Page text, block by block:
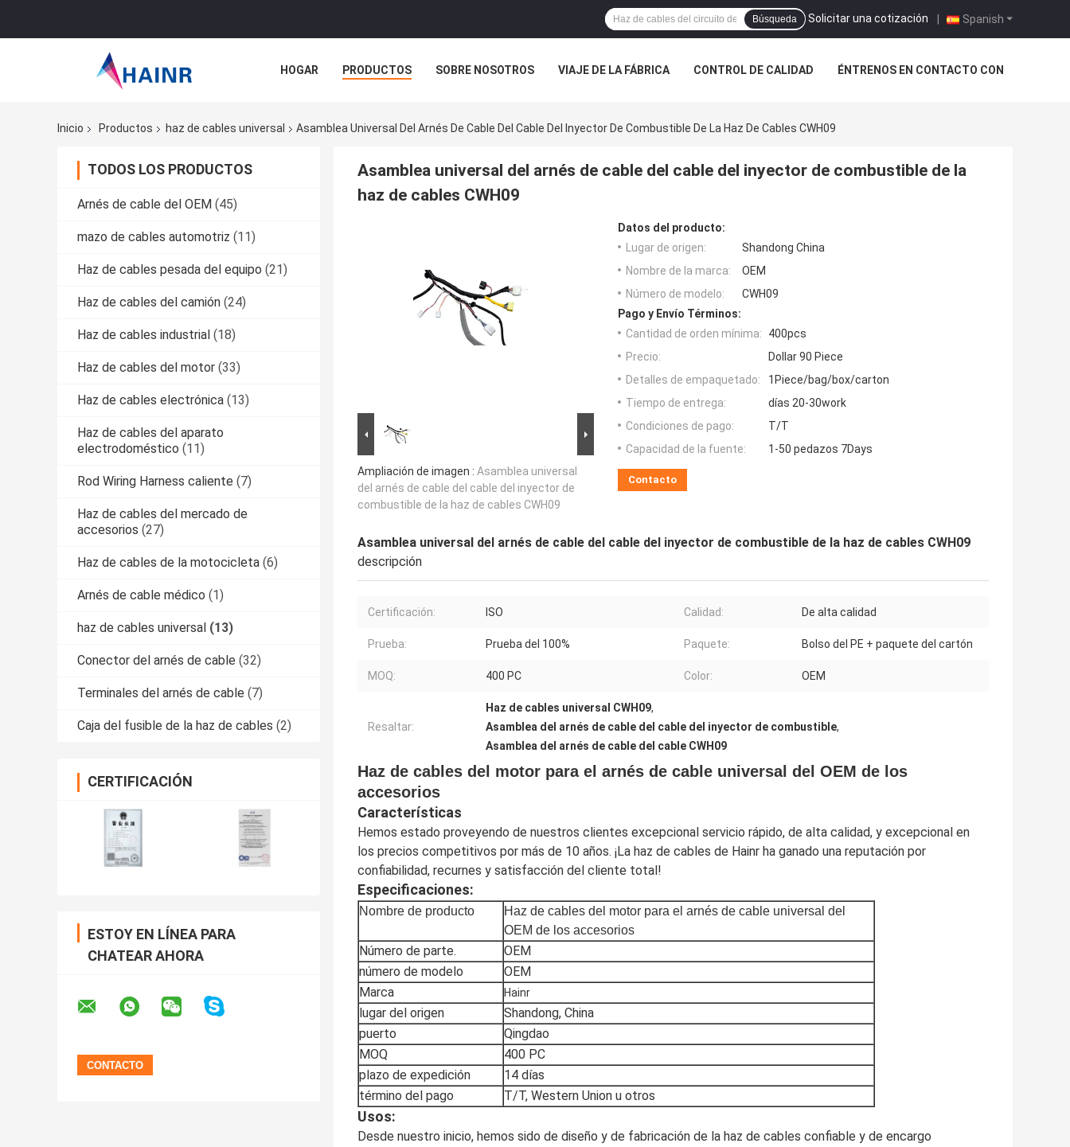
Spanish
Solicitar una cotización |
Búsqueda
HOGAR PRODUCTOS SOBRE NOSOTROS VIAJE DE LA FÁBRICA CONTROL DE CALIDAD ÉNTRENOS EN CONTACTO CON
Inicio
Productos haz de cables universal Asamblea Universal Del Arnés De Cable Del Cable Del Inyector De Combustible De La Haz De Cables CWH09
TODOS LOS PRODUCTOS
Arnés de cable del OEM (45)
mazo de cables automotriz (11)
Haz de cables pesada del equipo (21)
Haz de cables del camión (24)
Haz de cables industrial (18)
Haz de cables del motor (33)
Haz de cables electrónica (13)
Haz de cables del aparato
electrodoméstico (11)
Rod Wiring Harness caliente (7)
Haz de cables del mercado de
accesorios (27)
Haz de cables de la motocicleta (6)
Arnés de cable médico (1)
haz de cables universal (13)
Conector del arnés de cable (32)
Terminales del arnés de cable (7)
Caja del fusible de la haz de cables (2)
CERTIFICACIÓN
ESTOY EN LÍNEA PARA
CHATEAR AHORA
Asamblea universal del arnés de cable del cable del inyector de combustible de la
haz de cables CWH09
Ampliación de imagen : Asamblea universal
del arnés de cable del cable del inyector de
combustible de la haz de cables CWH09
Datos del producto:
Lugar de origen:
Shandong China
Nombre de la marca:
OEM
Número de modelo:
CWH09
Pago y Envío Términos:
Cantidad de orden mínima:
400pcs
Precio:
Dollar 90 Piece
Detalles de empaquetado:
1Piece/bag/box/carton
Tiempo de entrega:
días 20-30work
Condiciones de pago:
T/T
Capacidad de la fuente:
1-50 pedazos 7Days
Contacto
Asamblea universal del arnés de cable del cable del inyector de combustible de la haz de cables CWH09
descripción
Certificación: ISO Calidad: De alta calidad
Prueba: Prueba del 100% Paquete: Bolso del PE + paquete del cartón
MOQ: 400 PC Color: OEM
Resaltar:
Haz de cables universal CWH09,
Asamblea del arnés de cable del cable del inyector de combustible,
Asamblea del arnés de cable del cable CWH09
Haz de cables del motor para el arnés de cable universal del OEM de los
accesorios
Características
Hemos estado proveyendo de nuestros clientes excepcional servicio rápido, de alta calidad, y excepcional en
los precios competitivos por más de 10 años. ¡La haz de cables de Hainr ha ganado una reputación por
confiabilidad, recurnes y satisfacción del cliente total!
Especificaciones:
Nombre de producto
Haz de cables del motor para el arnés de cable universal del
OEM de los accesorios
Número de parte.
OEM
número de modelo
OEM
Marca
Hainr
lugar del origen
Shandong, China
puerto
Qingdao
MOQ
400 PC
plazo de expedición
14 días
término del pago
T/T, Western Union u otros
Usos:
Desde nuestro inicio, hemos sido de diseño y de fabricación de la haz de cables confiable y de encargo